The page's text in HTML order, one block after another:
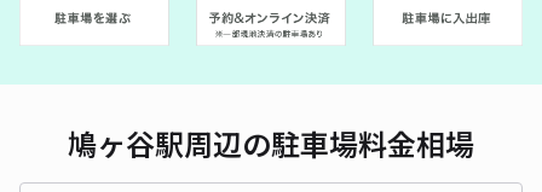
鳩ヶ谷駅周辺の駐車場料金相場